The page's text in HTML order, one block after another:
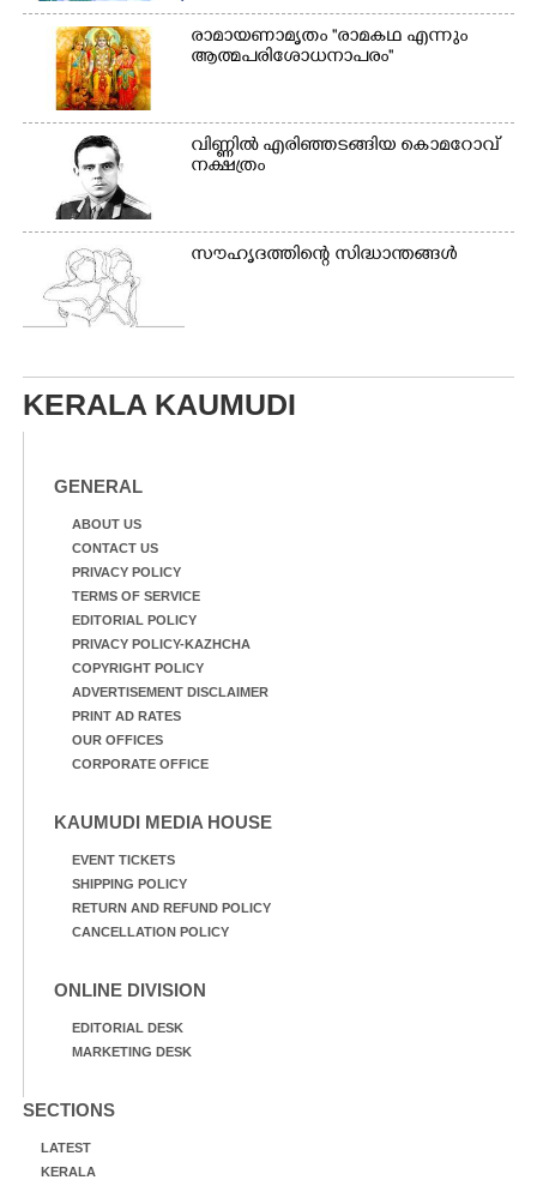
രാമായണാമൃതം ''രാമകഥ എന്നും
ആത്മപരിശോധനാപരം''
വി​ണ്ണി​ൽ​ ​എ​രി​ഞ്ഞ​ട​ങ്ങിയ കൊ​മ​റോ​വ് ​
ന​ക്ഷ​ത്രം
സൗഹൃദത്തിന്റെ സിദ്ധാന്തങ്ങൾ
KERALA KAUMUDI
GENERAL
ABOUT US
CONTACT US
PRIVACY POLICY
TERMS OF SERVICE
EDITORIAL POLICY
PRIVACY POLICY-KAZHCHA
COPYRIGHT POLICY
ADVERTISEMENT DISCLAIMER
PRINT AD RATES
OUR OFFICES
CORPORATE OFFICE
KAUMUDI MEDIA HOUSE
EVENT TICKETS
SHIPPING POLICY
RETURN AND REFUND POLICY
CANCELLATION POLICY
ONLINE DIVISION
EDITORIAL DESK
MARKETING DESK
SECTIONS
LATEST
KERALA